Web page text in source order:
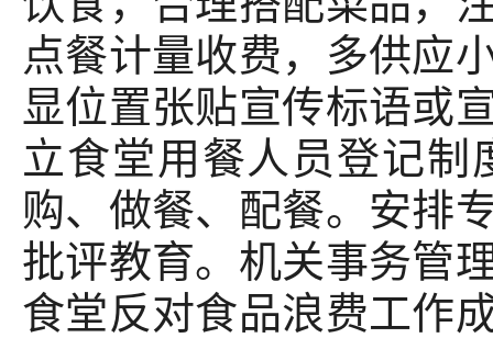
点餐计量收费，多供应
显位置张贴宣传标语或
立食堂用餐人员登记制
购、做餐、配餐。安排
批评教育。机关事务管
食堂反对食品浪费工作